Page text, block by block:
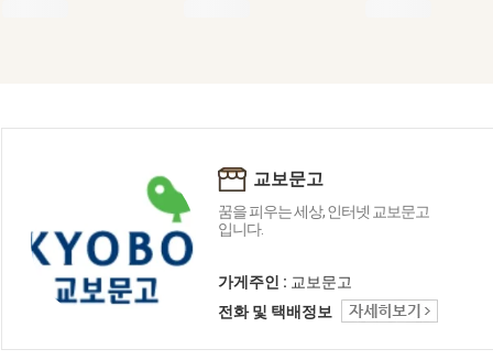
교보문고
꿈을 피우는 세상, 인터넷 교보문고
입니다.
가게주인 : 교보문고
전화 및 택배정보